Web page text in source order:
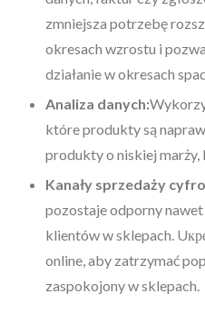
zmniejsza potrzebę
okresach wzrostu i
działanie w okresach
Analiza danych:
które produkty są
produkty o niskiej marży,
Kanały sprzedaży
pozostaje odporny
klientów w sklepach.
online, aby zatrzymać
zaspokojony w sklepach.